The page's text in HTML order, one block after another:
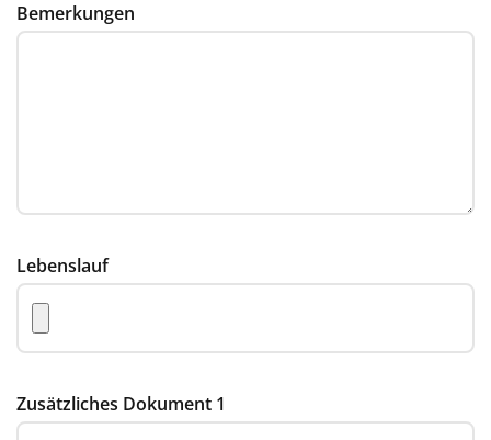
Bemerkungen
Lebenslauf
Zusätzliches Dokument 1